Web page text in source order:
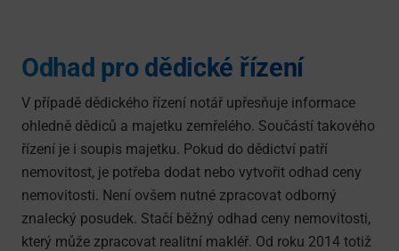
Odhad pro dědické řízení
V případě dědického řízení notář upřesňuje informace
ohledně dědiců a majetku zemřelého. Součástí takového
řízení je i soupis majetku. Pokud do dědictví patří
nemovitost, je potřeba dodat nebo vytvořit odhad ceny
nemovitosti. Není ovšem nutné zpracovat odborný
znalecký posudek. Stačí běžný odhad ceny nemovitosti,
který může zpracovat realitní makléř. Od roku 2014 totiž